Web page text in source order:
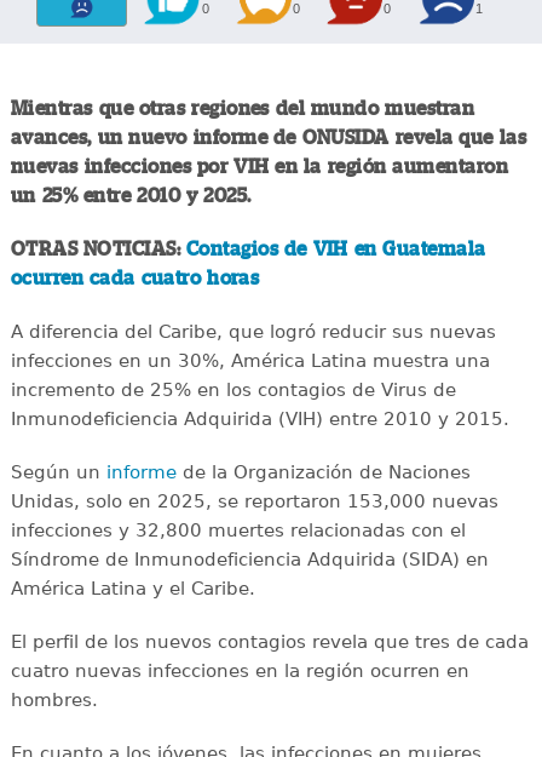
0 0 0 1
Mientras que otras regiones del mundo muestran
avances, un nuevo informe de ONUSIDA revela que las
nuevas infecciones por VIH en la región aumentaron
un 25% entre 2010 y 2025.
OTRAS NOTICIAS: Contagios de VIH en Guatemala
ocurren cada cuatro horas
A diferencia del Caribe, que logró reducir sus nuevas
infecciones en un 30%, América Latina muestra una
incremento de 25% en los contagios de Virus de
Inmunodeficiencia Adquirida (VIH) entre 2010 y 2015.
Según un informede la Organización de Naciones
Unidas, solo en 2025, se reportaron 153,000 nuevas
infecciones y 32,800 muertes relacionadas con el
Síndrome de Inmunodeficiencia Adquirida (SIDA) en
América Latina y el Caribe.
El perfil de los nuevos contagios revela que tres de cada
cuatro nuevas infecciones en la región ocurren en
hombres.